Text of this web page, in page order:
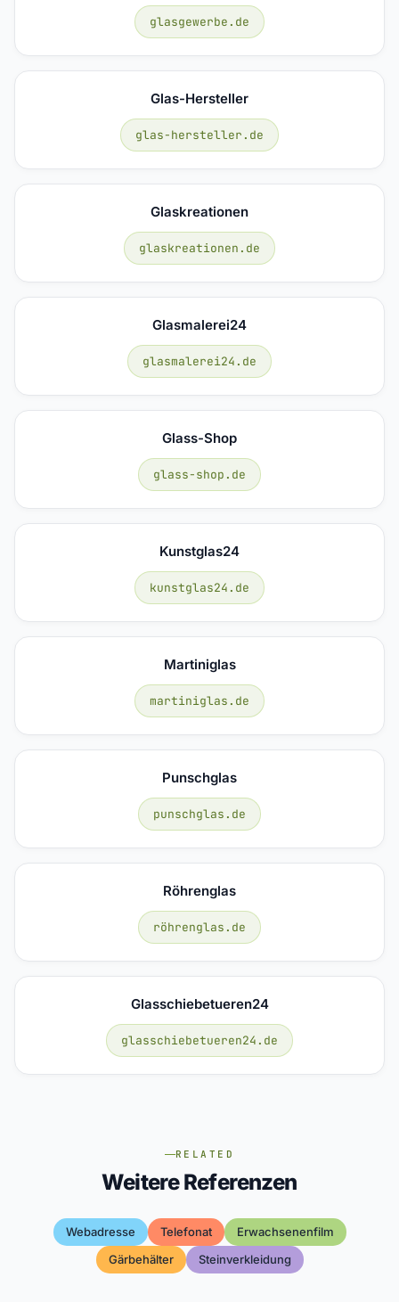
glasgewerbe.de
Glas-Hersteller
glas-hersteller.de
Glaskreationen
glaskreationen.de
Glasmalerei24
glasmalerei24.de
Glass-Shop
glass-shop.de
Kunstglas24
kunstglas24.de
Martiniglas
martiniglas.de
Punschglas
punschglas.de
Röhrenglas
röhrenglas.de
Glasschiebetueren24
glasschiebetueren24.de
RELATED
Weitere Referenzen
Webadresse Telefonat
Erwachsenenfilm
Gärbehälter
Steinverkleidung